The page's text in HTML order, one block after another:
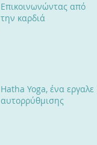
Επικοινωνώντας από
την καρδιά
Hatha Yoga, ένα εργαλείο
αυτορρύθμισης